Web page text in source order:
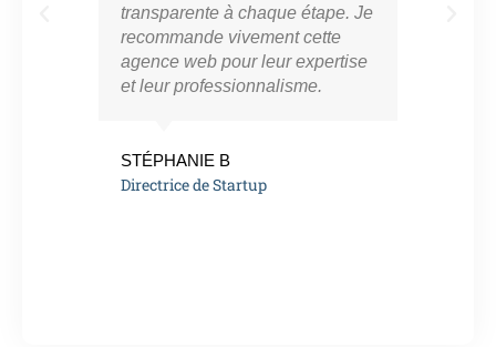
transparente à chaque étape. Je
recommande vivement cette
agence web pour leur expertise
et leur professionnalisme.
STÉPHANIE B
Directrice de Startup